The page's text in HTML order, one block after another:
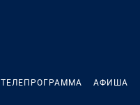
ТЕЛЕПРОГРАММА АФИША